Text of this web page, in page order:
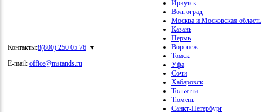
Контакты:8(800) 250 05 76
E-mail: office@mstands.ru
Иркутск
Волгоград
Москва и Московская область
Казань
Пермь
Воронеж
Томск
Уфа
Сочи
Хабаровск
Тольятти
Тюмень
Санкт-Петербург